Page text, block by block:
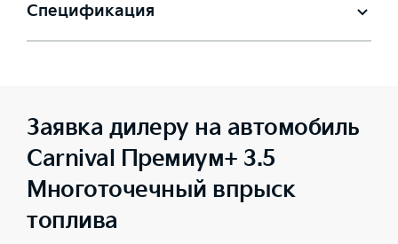
Спецификация
Заявка дилеру на автомобиль
Carnival Премиум+ 3.5
Многоточечный впрыск
топлива